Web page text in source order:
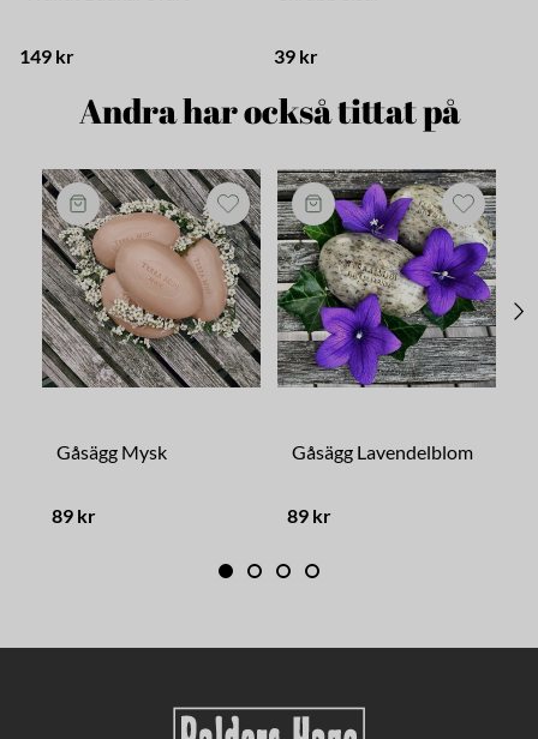
149 kr 39 kr
Andra har också tittat på
Gåsägg Mysk
89 kr
Gåsägg Lavendelblom
89 kr